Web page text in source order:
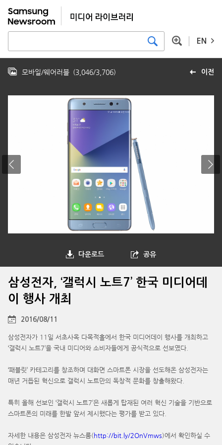
EN
이전
모바일/웨어러블 (3,046/3,706)
다운로드 공유
삼성전자, ‘갤럭시 노트7’ 한국 미디어데
이 행사 개최
2016/08/11
삼성전자가 11일 서초사옥 다목적홀에서 한국 미디어데이 행사를 개최하고
‘갤럭시 노트7’을 국내 미디어와 소비자들에게 공식적으로 선보였다.
‘패블릿’ 카테고리를 창조하며 대화면 스마트폰 시장을 선도해온 삼성전자는
매년 거듭된 혁신으로 갤럭시 노트만의 독창적 문화를 창출해왔다.
특히 올해 선보인 ‘갤럭시 노트7’은 새롭게 탑재된 여러 혁신 기술을 기반으로
스마트폰의 미래를 한발 앞서 제시했다는 평가를 받고 있다.
자세한 내용은 삼성전자 뉴스룸(http://bit.ly/2OnVmws)에서 확인하실 수